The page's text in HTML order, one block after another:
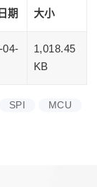
期 大小
04-
1,018.45
KB
SPI
MCU